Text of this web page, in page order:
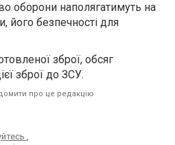
оборони наполягатимуть на
його безпечності для
зброї, обсяг
зброї до ЗСУ.
про це редакцію
,